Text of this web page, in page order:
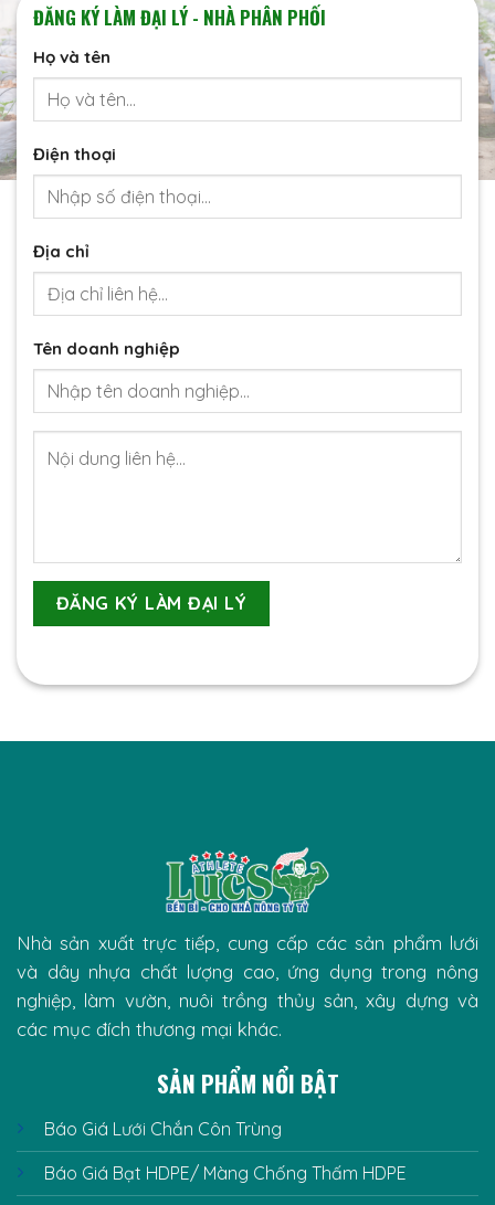
ĐĂNG KÝ LÀM ĐẠI LÝ - NHÀ PHÂN PHỐI
Họ và tên
Điện thoại
Địa chỉ
Tên doanh nghiệp
Nhà sản xuất trực tiếp, cung cấp các sản phẩm lưới
và dây nhựa chất lượng cao, ứng dụng trong nông
nghiệp, làm vườn, nuôi trồng thủy sản, xây dựng và
các mục đích thương mại khác.
SẢN PHẨM NỔI BẬT
Báo Giá Lưới Chắn Côn Trùng
Báo Giá Bạt HDPE/ Màng Chống Thấm HDPE